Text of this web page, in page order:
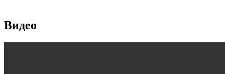
Видео